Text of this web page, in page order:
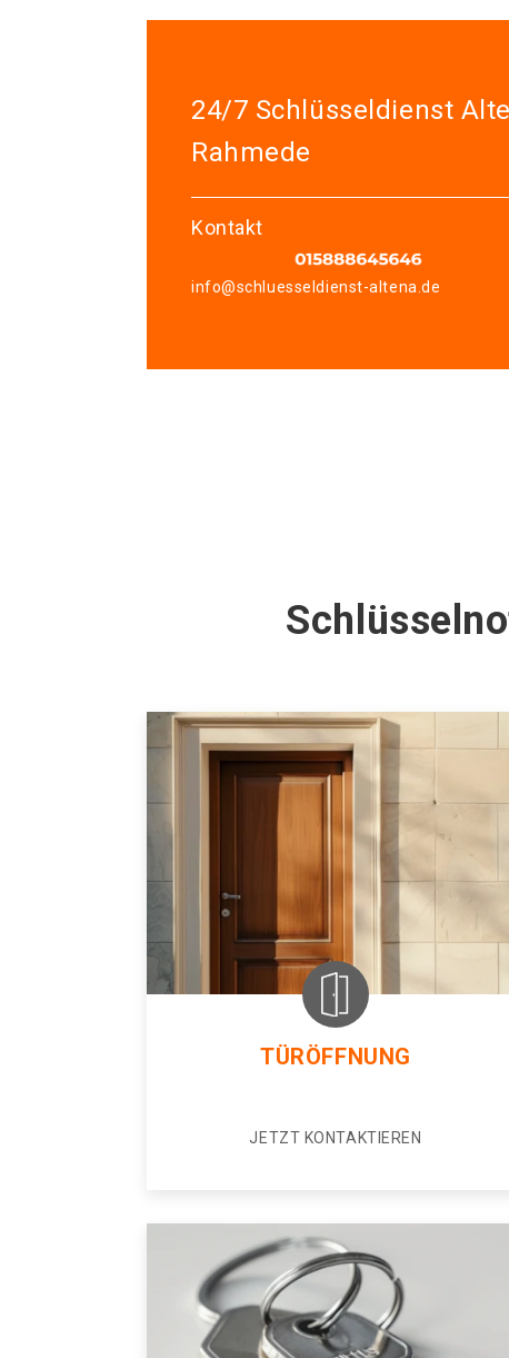
24/7 Schlüsseldienst
Rahmede
Kontakt
info@schluesseldienst-altena.de
TÜRÖFFNUNG
JETZT KONTAKTIEREN